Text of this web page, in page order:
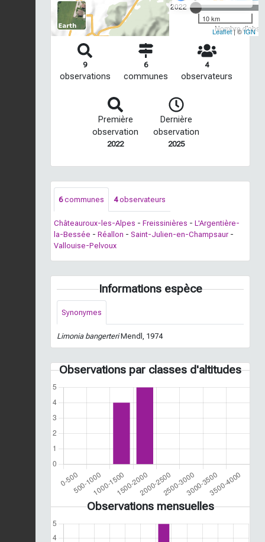
2022
Nombre
10 km
Leaflet| ©IGN
9
observations
6
communes
4
observateurs
Première
observation
2022
Dernière
observation
2025
6communes 4observateurs
Châteauroux-les-Alpes - Freissinières - L'Argentière-
la-Bessée - Réallon - Saint-Julien-en-Champsaur -
Vallouise-Pelvoux
Informations espèce
Synonymes
Limonia bangerteriMendl, 1974
Observations par classes d'altitudes
Observations mensuelles